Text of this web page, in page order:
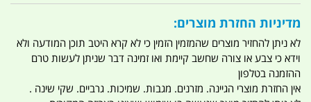
מדיניות החזרת מוצרים:
לא ניתן להחזיר מוצרים שהמזמין הזמין כי לא קרא היטב תוכן המודעה ולא
וידא כי צבע או צורה שחשב קיימת ואו זמינה דבר שניתן לעשות טרם
ההזמנה בטלפון
אין החזרת מוצרי הגיינה. מזרנים. מגבות. שמיכות. גרביים. שקי שינה .